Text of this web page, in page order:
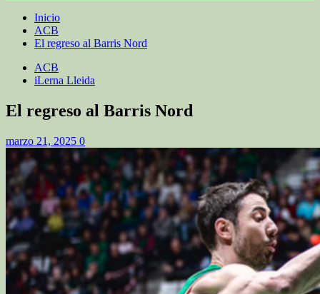
Inicio
ACB
El regreso al Barris Nord
ACB
iLerna Lleida
El regreso al Barris Nord
marzo 21, 2025 0